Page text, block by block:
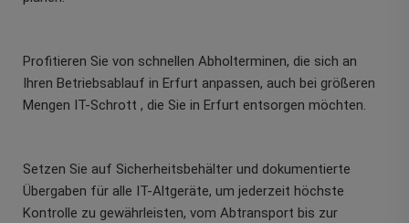
Profitieren Sie von schnellen Abholterminen, die sich an
Ihren Betriebsablauf in Erfurt anpassen, auch bei größeren
Mengen IT-Schrott , die Sie in Erfurt entsorgen möchten.
Setzen Sie auf Sicherheitsbehälter und dokumentierte
Übergaben für alle IT-Altgeräte, um jederzeit höchste
Kontrolle zu gewährleisten, vom Abtransport bis zur